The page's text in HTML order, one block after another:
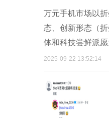
万元手机市场以
态、创新形态（
体和科技尝鲜派愿
2025-09-22 13:52:14